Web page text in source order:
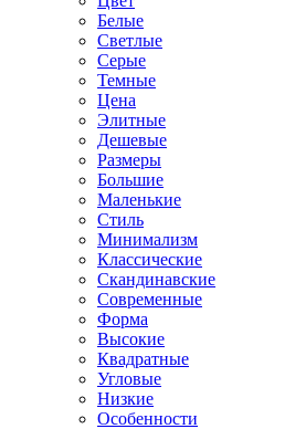
Белые
Светлые
Серые
Темные
Цена
Элитные
Дешевые
Размеры
Большие
Маленькие
Стиль
Минимализм
Классические
Скандинавские
Современные
Форма
Высокие
Квадратные
Угловые
Низкие
Особенности